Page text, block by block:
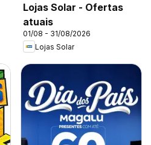
Lojas Solar - Ofertas
atuais
01/08 - 31/08/2026
Lojas Solar